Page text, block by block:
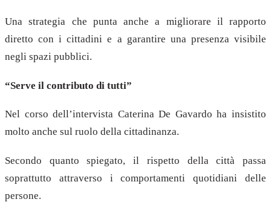
Una strategia che punta anche a migliorare il rapporto
diretto con i cittadini e a garantire una presenza visibile
negli spazi pubblici.
“Serve il contributo di tutti”
Nel corso dell’intervista Caterina De Gavardo ha insistito
molto anche sul ruolo della cittadinanza.
Secondo quanto spiegato, il rispetto della città passa
soprattutto attraverso i comportamenti quotidiani delle
persone.